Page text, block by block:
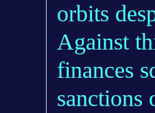
orbits
Against
finances
sanctions